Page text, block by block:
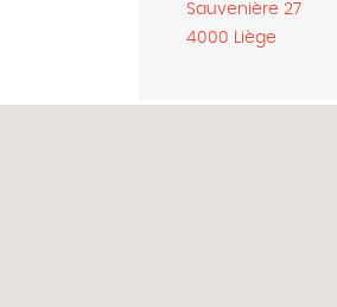
Sauvenière 27
4000 Liège